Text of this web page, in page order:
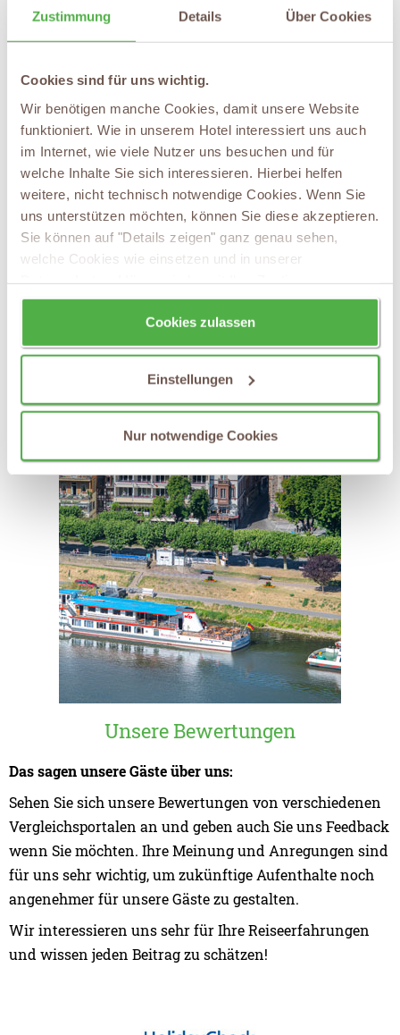
Zustimmung Details Über Cookies
Cookies sind für uns wichtig.
Wir benötigen manche Cookies, damit unsere Website
funktioniert. Wie in unserem Hotel interessiert uns auch
im Internet, wie viele Nutzer uns besuchen und für
welche Inhalte Sie sich interessieren. Hierbei helfen
weitere, nicht technisch notwendige Cookies. Wenn Sie
uns unterstützen möchten, können Sie diese akzeptieren.
Sie können auf "Details zeigen" ganz genau sehen,
welche Cookies wie einsetzen und in unserer
wieder zurücknehmen.
Cookies zulassen
Einstellungen
Nur notwendige Cookies
Unsere Bewertungen
Das sagen unsere Gäste über uns:
Sehen Sie sich unsere Bewertungen von verschiedenen
Vergleichsportalen an und geben auch Sie uns Feedback
wenn Sie möchten. Ihre Meinung und Anregungen sind
für uns sehr wichtig, um zukünftige Aufenthalte noch
angenehmer für unsere Gäste zu gestalten.
Wir interessieren uns sehr für Ihre Reiseerfahrungen
und wissen jeden Beitrag zu schätzen!